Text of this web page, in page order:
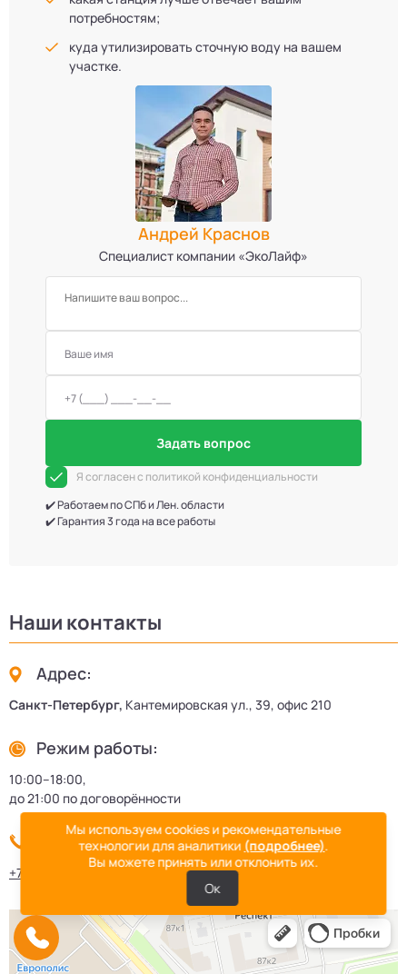
потребностям;
куда утилизировать сточную воду на вашем
участке.
Андрей Краснов
Специалист компании «ЭкоЛайф»
Задать вопрос
Я согласен с политикой конфиденциальности
✔️ Работаем по СПб и Лен. области
✔️ Гарантия 3 года на все работы
Наши контакты
Адрес:
Санкт-Петербург, Кантемировская ул., 39, офис 210
Режим работы:
10:00–18:00,
до 21:00 по договорённости
Телефон:
+7 (812) 438-12-36
Мы используем cookies и рекомендательные
технологии для аналитики (подробнее).
Вы можете принять или отклонить их.
Ок